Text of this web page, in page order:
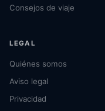
Consejos de viaje
LEGAL
Quiénes somos
Aviso legal
Privacidad